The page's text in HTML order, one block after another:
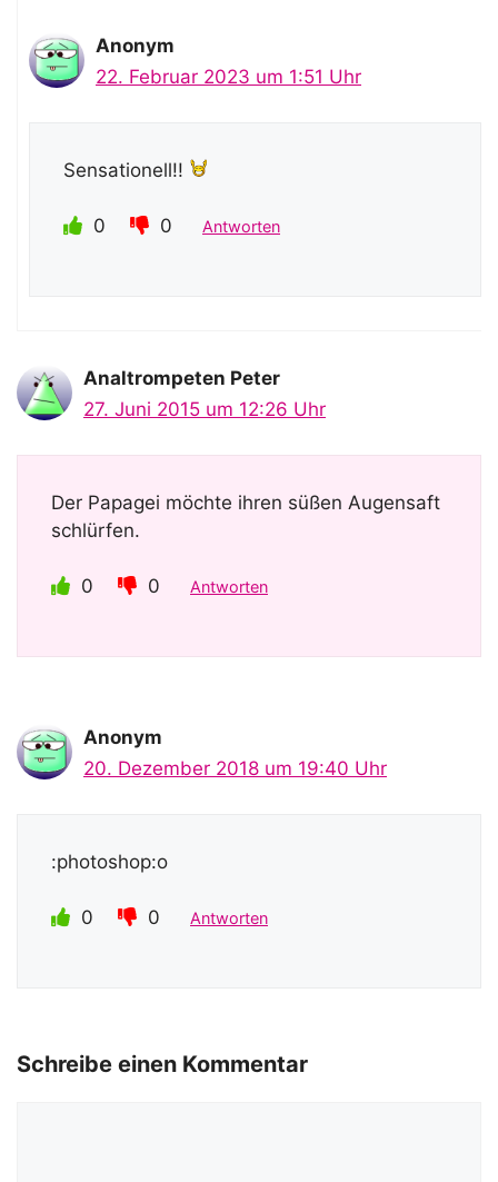
Anonym
22. Februar 2023 um 1:51 Uhr
Sensationell!!
0 0 Antworten
Analtrompeten Peter
27. Juni 2015 um 12:26 Uhr
Der Papagei möchte ihren süßen Augensaft
schlürfen.
0 0 Antworten
Anonym
20. Dezember 2018 um 19:40 Uhr
:photoshop:o
0 0 Antworten
Schreibe einen Kommentar